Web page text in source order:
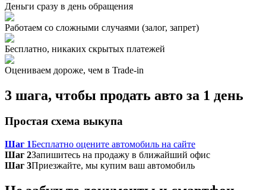
Деньги сразу в день обращения
Работаем со сложными случаями (залог, запрет)
Бесплатно, никаких скрытых платежей
Оцениваем дороже, чем в Trade‑in
3 шага, чтобы продать авто за 1 день
Простая схема выкупа
Шаг 1Бесплатно оцените автомобиль на сайте
Шаг 2Запишитесь на продажу в ближайший офис
Шаг 3Приезжайте, мы купим ваш автомобиль